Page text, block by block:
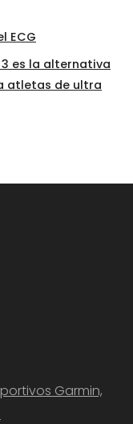
ECG
3 es la alternativa
atletas de ultra
Garmin,